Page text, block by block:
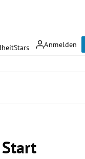
Anmelden
Stars